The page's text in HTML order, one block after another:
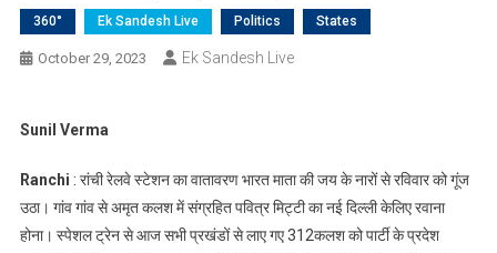
360° Ek Sandesh Live Politics States
October 29, 2023 Ek Sandesh Live
Sunil Verma
Ranchi : रांची रेलवे स्टेशन का वातावरण भारत माता की जय के नारों से रविवार को गूंज
उठा। गांव गांव से अमृत कलश में संग्रहित पवित्र मिट्टी का नई दिल्ली केलिए रवाना
होना। स्पेशल ट्रेन से आज सभी प्रखंडों से लाए गए 312कलश को पार्टी के प्रदेश